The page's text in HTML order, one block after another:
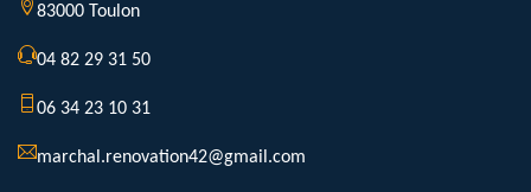
83000 Toulon
04 82 29 31 50
06 34 23 10 31
marchal.renovation42@gmail.com